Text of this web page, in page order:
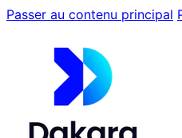
Passer au contenu principal